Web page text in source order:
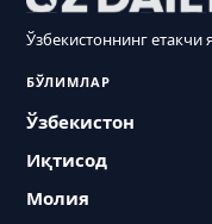
Ўзбекистоннинг
БЎЛИМЛАР
Ўзбекистон
Иқтисод
Молия